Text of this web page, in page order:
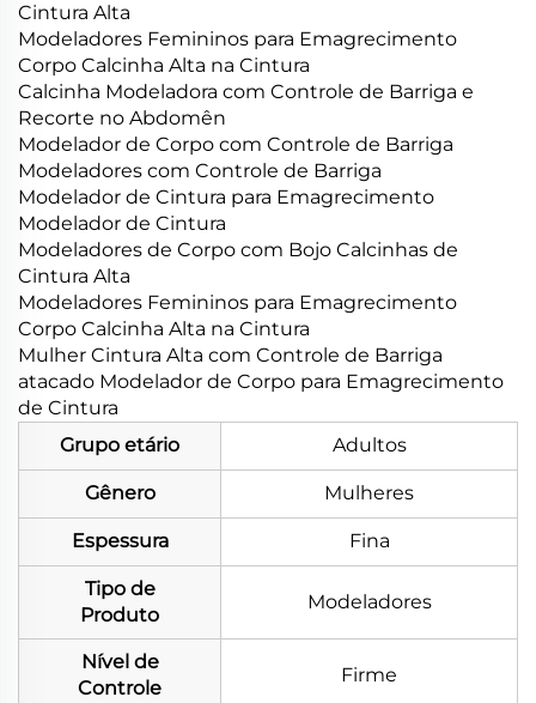
Cintura Alta
Modeladores Femininos para Emagrecimento
Corpo Calcinha Alta na Cintura
Calcinha Modeladora com Controle de Barriga e
Recorte no Abdomên
Modelador de Corpo com Controle de Barriga
Modeladores com Controle de Barriga
Modelador de Cintura para Emagrecimento
Modelador de Cintura
Modeladores de Corpo com Bojo Calcinhas de
Cintura Alta
Modeladores Femininos para Emagrecimento
Corpo Calcinha Alta na Cintura
Mulher Cintura Alta com Controle de Barriga
atacado Modelador de Corpo para Emagrecimento
de Cintura
Grupo etário
Adultos
Gênero Mulheres
Espessura Fina
Tipo de
Produto
Modeladores
Nível de
Controle
Firme